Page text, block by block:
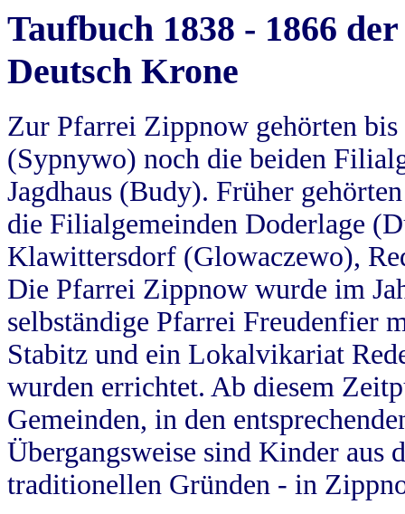
Taufbuch 1838 - 1866
Deutsch Krone
Zur Pfarrei Zippnow gehörten
(Sypnywo) noch die beiden
Jagdhaus (Budy). Früher
die Filialgemeinden Doderlage
Klawittersdorf (Glowaczewo),
Die Pfarrei Zippnow wurde im
selbständige Pfarrei Freudenfier
Stabitz und ein Lokalvikariat
wurden errichtet. Ab diesem
Gemeinden, in den
Übergangsweise sind Kinder aus
traditionellen Gründen - in